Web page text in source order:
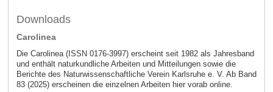
Downloads
Carolinea
Die Carolinea (ISSN 0176-3997) erscheint seit 1982 als Jahresband
und enthält naturkundliche Arbeiten und Mitteilungen sowie die
Berichte des Naturwissenschaftliche Verein Karlsruhe e. V. Ab Band
83 (2025) erscheinen die einzelnen Arbeiten hier vorab online.